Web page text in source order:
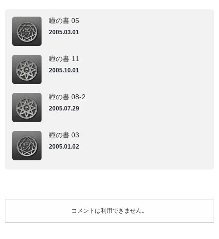
瞳の書 05
2005.03.01
瞳の書 11
2005.10.01
瞳の書 08-2
2005.07.29
瞳の書 03
2005.01.02
コメントは利用できません。